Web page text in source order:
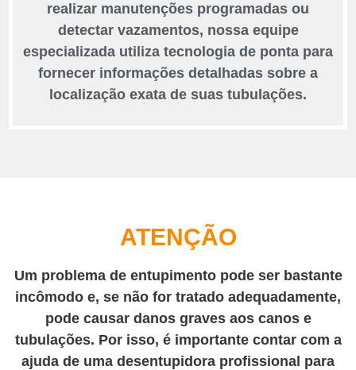
realizar manutenções programadas ou
detectar vazamentos, nossa equipe
especializada utiliza tecnologia de ponta para
fornecer informações detalhadas sobre a
localização exata de suas tubulações.
ATENÇÃO
Um problema de entupimento pode ser bastante
incômodo e, se não for tratado adequadamente,
pode causar danos graves aos canos e
tubulações. Por isso, é importante contar com a
ajuda de uma desentupidora profissional para